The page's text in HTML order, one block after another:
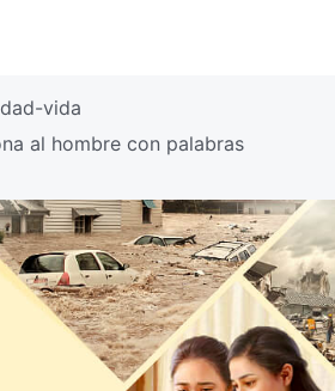
vida
al hombre con palabras